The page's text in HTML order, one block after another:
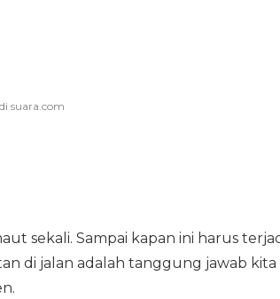
sekali. Sampai kapan ini harus
di jalan adalah tanggung jawab kita